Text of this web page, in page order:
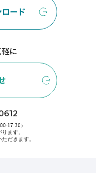
ード
に
17:30）
ます。
だきます。